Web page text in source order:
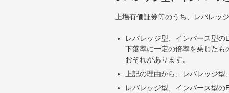
上場有価証券等のうち、レバレ
レバレッジ型、インバース型
下落率に一定の倍率を乗じた
おそれがあります。
上記の理由から、レバレッジ
レバレッジ型、インバース型